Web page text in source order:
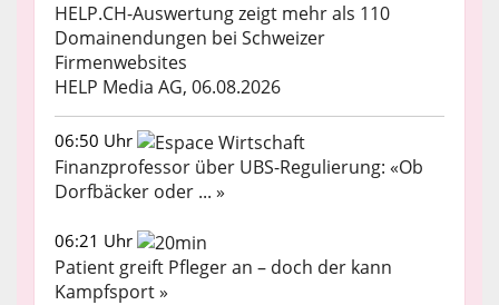
HELP.CH-Auswertung zeigt mehr als 110
Domainendungen bei Schweizer
Firmenwebsites
HELP Media AG, 06.08.2026
06:50 Uhr
Finanzprofessor über UBS-Regulierung: «Ob
Dorfbäcker oder ... »
06:21 Uhr
Patient greift Pfleger an – doch der kann
Kampfsport »